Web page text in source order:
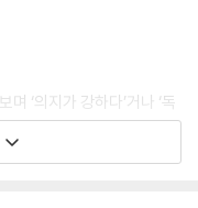
동’을 목표로 세웠다고 해
까’라는 마음이 생길 때도
하면 의욕이 넘치는 날이
거 좀 더 할까’ 싶을 때
동을 더 해도 된다네. 오히
‘의지가 강하다’거나 ‘독
할 수 있다고 믿는다. 하지
은 전혀 달랐다. 꾸준함은